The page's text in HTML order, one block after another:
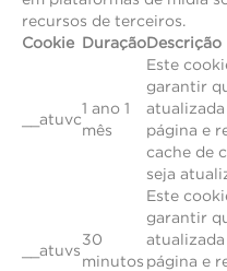
recursos de terceiros.
Cookie
Duração Descrição
__atuvc
1 ano 1
mês
Este
garantir
página e
cache de
seja
__atuvs
30
minutos
Este
garantir
página e